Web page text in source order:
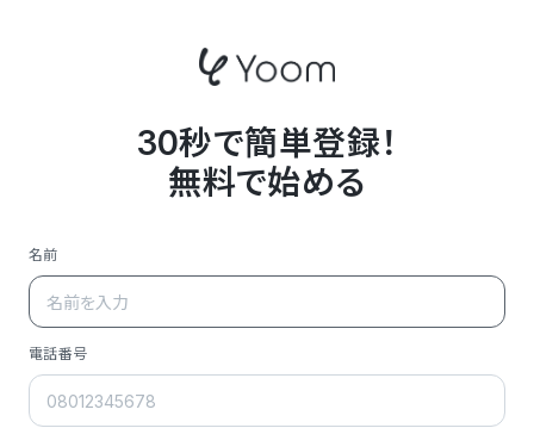
30秒で簡単登録！
無料で始める
名前
電話番号